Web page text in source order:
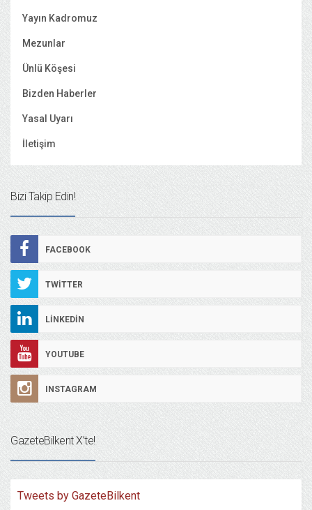
Yayın Kadromuz
Mezunlar
Ünlü Köşesi
Bizden Haberler
Yasal Uyarı
İletişim
Bizi Takip Edin!
FACEBOOK
TWITTER
LINKEDIN
YOUTUBE
INSTAGRAM
GazeteBilkent X’te!
Tweets by GazeteBilkent